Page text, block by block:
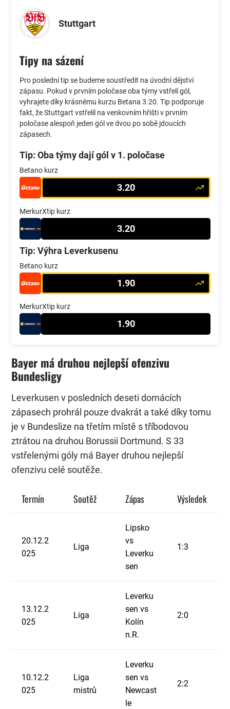
Stuttgart
Tipy na sázení
Pro poslední tip se budeme soustředit na úvodní dějství
zápasu. Pokud v prvním poločase oba týmy vstřelí gól,
vyhrajete díky krásnému kurzu Betana 3.20. Tip podporuje
fakt, že Stuttgart vstřelil na venkovním hřišti v prvním
poločase alespoň jeden gól ve dvou po sobě jdoucích
zápasech.
Tip: Oba týmy dají gól v 1. poločase
Betano kurz
3.20
MerkurXtip kurz
3.20
Tip: Výhra Leverkusenu
Betano kurz
1.90
MerkurXtip kurz
1.90
Bayer má druhou nejlepší ofenzivu
Bundesligy
Leverkusen v posledních deseti domácích
zápasech prohrál pouze dvakrát a také díky tomu
je v Bundeslize na třetím místě s tříbodovou
ztrátou na druhou Borussii Dortmund. S 33
vstřelenými góly má Bayer druhou nejlepší
ofenzivu celé soutěže.
Termín Soutěž Zápas Výsledek
20.12.2
025
Liga
Lipsko
vs
Leverku
sen
1:3
13.12.2
025
Liga
Leverku
sen vs
Kolín
n.R.
2:0
10.12.2
025
Liga
mistrů
Leverku
sen vs
Newcast
le
2:2